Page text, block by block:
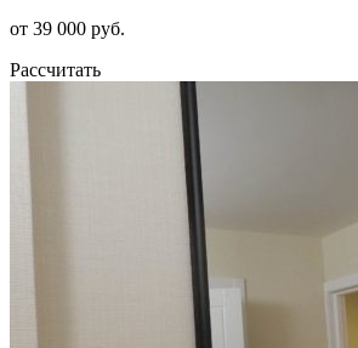
от 39 000 руб.
Рассчитать